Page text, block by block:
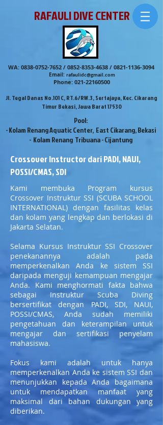
RAFAULI DIVE CENTER
WA: 0838-0752-7652/ 0852-8353-4638/ 0821-1136-3094
Email: rafaulidc@gmail.com
Phone: 021-22160500
Jl. Tegal Danas No.101 C, RT.6/RW.3, Sertajaya, Kec. Cikarang
Timur Bekasi, Jawa Barat 17530
Pool:
- Kolam Renang Aquatic Center, East Cikarang, Bekasi
- Kolam Renang Tribuana - Cijantung
Crossover Instructor dari PADI, NAUI,
POSSI/CMAS, SDI
Kami membuka Program kursus
Crossover Instruktur SSI (SCUBA SCHOOL
INTERNATIONAL) dengan fasilitas kelas
dan kolam yang lengkap dan berlokasi di
Jakarta Selatan.
Selama Kursus Instruktur SSI Crossover
penekanannya adalah pada
memperkenalkan Anda ke sistem SSI
daripada menguji kemampuan mengajar
Anda. Kami menghormati fakta bahwa
sebagai Instruktur Scuba Diving
bersertifikat dengan PADI, SDI, NAUI,
POSSI/CMAS, Anda sudah memiliki
pengetahuan dan keterampilan untuk
mengajar dan sertifikasi penyelam
mahasiswa.
Fokus kami adalah untuk hanya
memperkenalkan Anda ke sistem SSI dan
menunjukkan kepada Anda bagaimana
untuk mendapatkan manfaat yang
maksimal dari bahan dukungan yang
diberikan.